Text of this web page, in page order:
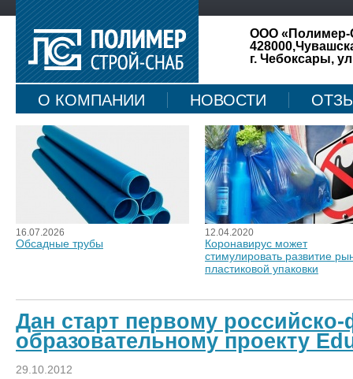
ООО «Полимер-
г. Чебоксары,
О КОМПАНИИ НОВОСТИ
КАРТА САЙТА
16.07.2026
Обсадные трубы
12.04.2020
Коронавирус может
стимулировать развитие
пластиковой упаковки
Дан старт первому
образовательному проекту
29.10.2012